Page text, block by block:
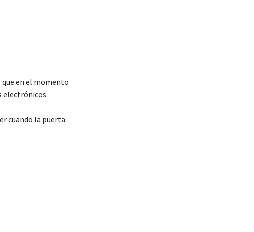
que en el momento
electrónicos.
cuando la puerta